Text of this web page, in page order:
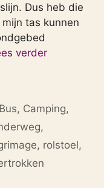
Dus heb die
tas kunnen
verder
Bus, Camping,
,
, rolstoel,